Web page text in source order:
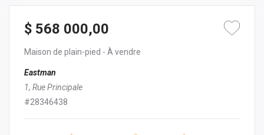
$ 568 000,00
Maison de plain-pied - À vendre
Eastman
1, Rue Principale
#28346438